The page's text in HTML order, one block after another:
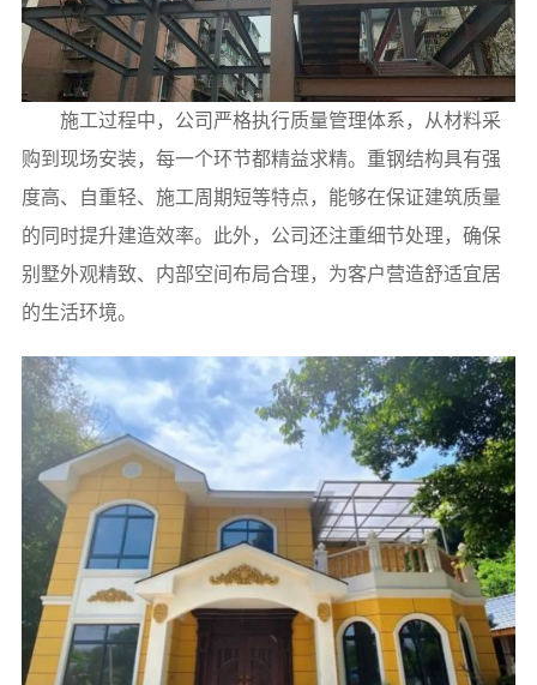
施工过程中，公司严格执行质量管理体系，从材料采
购到现场安装，每一个环节都精益求精。重钢结构具有强
度高、自重轻、施工周期短等特点，能够在保证建筑质量
的同时提升建造效率。此外，公司还注重细节处理，确保
别墅外观精致、内部空间布局合理，为客户营造舒适宜居
的生活环境。